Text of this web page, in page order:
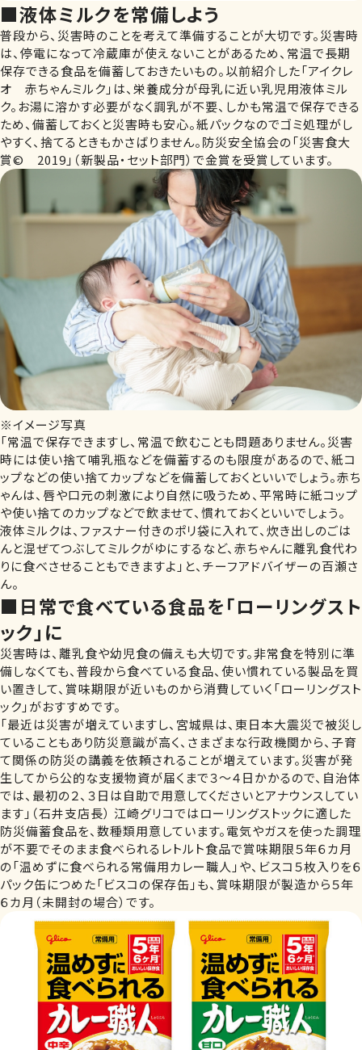
■液体ミルクを常備しよう
普段から、災害時のことを考えて準備することが大切です。災害時
は、停電になって冷蔵庫が使えないことがあるため、常温で長期
保存できる食品を備蓄しておきたいもの。以前紹介した「アイクレ
オ 赤ちゃんミルク」は、栄養成分が母乳に近い乳児用液体ミル
ク。お湯に溶かす必要がなく調乳が不要、しかも常温で保存できる
ため、備蓄しておくと災害時も安心。紙パックなのでゴミ処理がし
やすく、捨てるときもかさばりません。防災安全協会の「災害食大
賞© 2019」（新製品・セット部門）で金賞を受賞しています。
※イメージ写真
「常温で保存できますし、常温で飲むことも問題ありません。災害
時には使い捨て哺乳瓶などを備蓄するのも限度があるので、紙コ
ップなどの使い捨てカップなどを備蓄しておくといいでしょう。赤ち
ゃんは、唇や口元の刺激により自然に吸うため、平常時に紙コップ
や使い捨てのカップなどで飲ませて、慣れておくといいでしょう。
液体ミルクは、ファスナー付きのポリ袋に入れて、炊き出しのごは
んと混ぜてつぶしてミルクがゆにするなど、赤ちゃんに離乳食代わ
りに食べさせることもできますよ」と、チーフアドバイザーの百瀬さ
ん。
■日常で食べている食品を「ローリングスト
ック」に
災害時は、離乳食や幼児食の備えも大切です。非常食を特別に準
備しなくても、普段から食べている食品、使い慣れている製品を買
い置きして、賞味期限が近いものから消費していく「ローリングスト
ック」がおすすめです。
「最近は災害が増えていますし、宮城県は、東日本大震災で被災し
ていることもあり防災意識が高く、さまざまな行政機関から、子育
て関係の防災の講義を依頼されることが増えています。災害が発
生してから公的な支援物資が届くまで３～４日かかるので、自治体
では、最初の２、３日は自助で用意してくださいとアナウンスしてい
ます」（石井支店長） 江崎グリコではローリングストックに適した
防災備蓄食品を、数種類用意しています。電気やガスを使った調理
が不要でそのまま食べられるレトルト食品で賞味期限５年６カ月
の「温めずに食べられる常備用カレー職人」や、ビスコ５枚入りを６
パック缶につめた「ビスコの保存缶」も、賞味期限が製造から５年
６カ月（未開封の場合）です。